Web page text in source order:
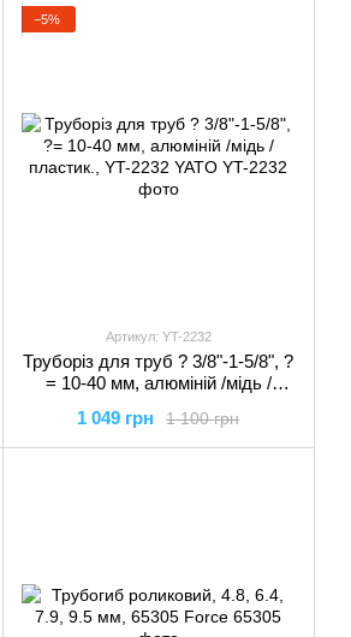
−5%
Артикул: YT-2232
Труборіз для труб ? 3/8"-1-5/8", ?
= 10-40 мм, алюміній /мідь /
1 100 грн
1 049 грн